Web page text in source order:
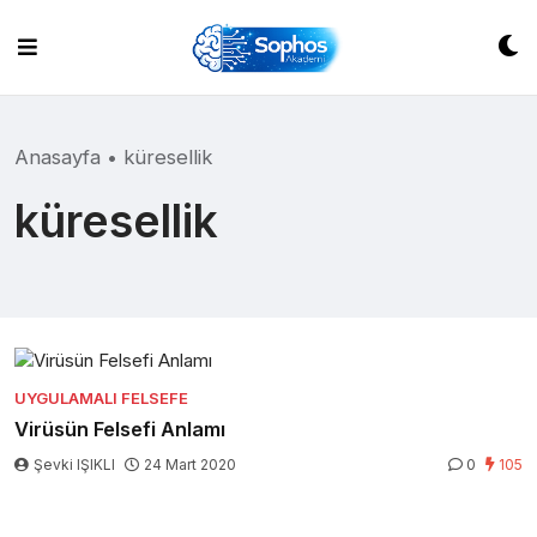
content
Anasayfa • küresellik
küresellik
UYGULAMALI FELSEFE
Virüsün Felsefi Anlamı
Şevki IŞIKLI 24 Mart 2020 0 105